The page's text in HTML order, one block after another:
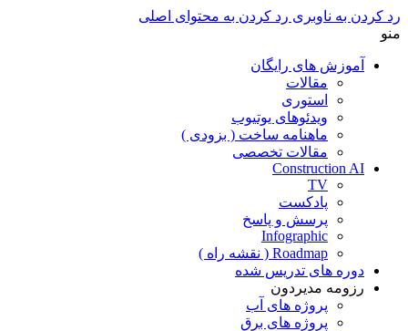
رد کردن به ناوبری رد کردن به محتوای اصلی
منو
آموزش های رایگان
مقالات
استوری
ویدئوهای یوتیوب
ماهنامه ساخت ( بزودی )
مقالات تخصصی
Construction AI
TV
پادکست
پرسش و پاسخ
Infographic
Roadmap ( نقشه راه )
دوره های تدریس شده
رزومه مدیردون
پروژه های آب
پروژه های برق